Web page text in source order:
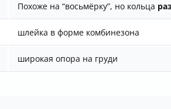
Похоже на “восьмёрку”, но кольца
шлейка в форме комбинезона
широкая опора на груди